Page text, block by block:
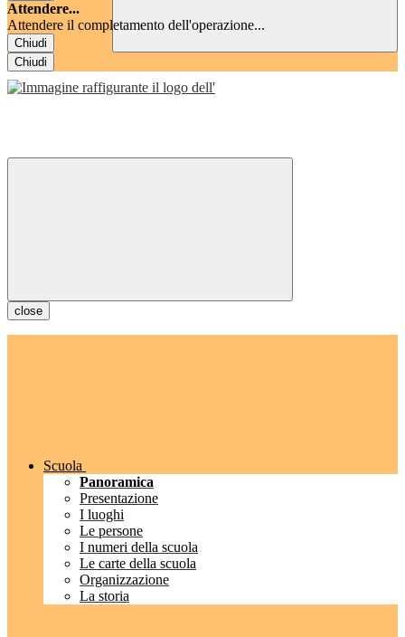
Attendere...
Attendere il completamento dell'operazione...
Chiudi
Chiudi
close
Scuola
Panoramica
Presentazione
I luoghi
Le persone
I numeri della scuola
Le carte della scuola
Organizzazione
La storia